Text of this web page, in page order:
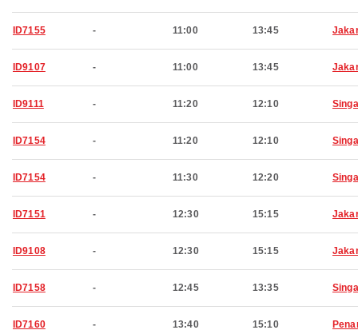
ID7155 - 11:00 13:45
ID9107 - 11:00 13:45
ID9111 - 11:20 12:10
ID7154 - 11:20 12:10
ID7154 - 11:30 12:20
ID7151 - 12:30 15:15
ID9108 - 12:30 15:15
ID7158 - 12:45 13:35
ID7160 - 13:40 15:10